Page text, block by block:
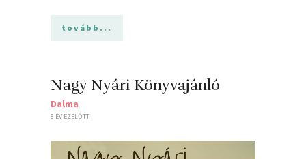
tovább...
Nagy Nyári Könyvajánló
Dalma
8 ÉV EZELŐTT